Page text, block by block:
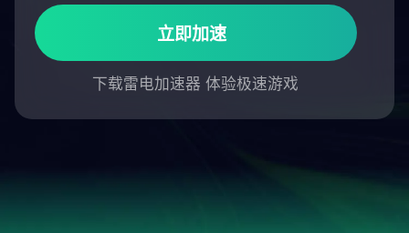
立即加速
下载雷电加速器 体验极速游戏